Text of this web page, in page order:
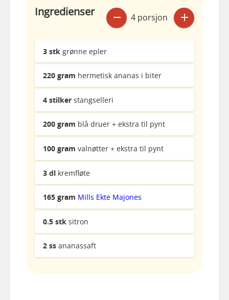
Ingredienser 4 porsjon
3 stk grønne epler
220 gram hermetisk ananas i biter
4 stilker stangselleri
200 gram blå druer + ekstra til pynt
100 gram valnøtter + ekstra til pynt
3 dl kremfløte
165 gram Mills Ekte Majones
0.5 stk sitron
2 ss ananassaft